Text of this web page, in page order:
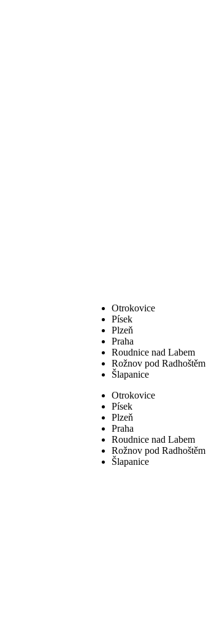
Otrokovice
Písek
Plzeň
Praha
Roudnice nad Labem
Rožnov pod Radhoštěm
Šlapanice
Otrokovice
Písek
Plzeň
Praha
Roudnice nad Labem
Rožnov pod Radhoštěm
Šlapanice